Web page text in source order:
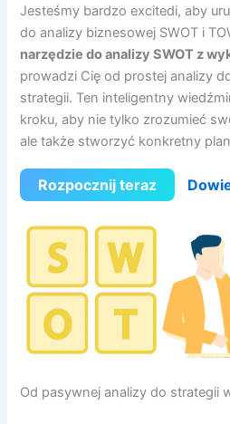
Jesteśmy bardzo excitedi, aby
do analizy biznesowej SWOT i
narzędzie do analizy SWOT z
prowadzi Cię od prostej analizy
strategii. Ten inteligentny
kroku, aby nie tylko zrozumieć
ale także stworzyć konkretny plan
Rozpocznij teraz
Od pasywnej analizy do strategii